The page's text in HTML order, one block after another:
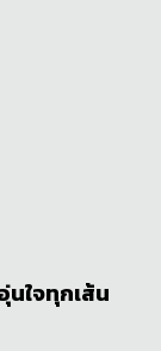
นใจทุกเส้น